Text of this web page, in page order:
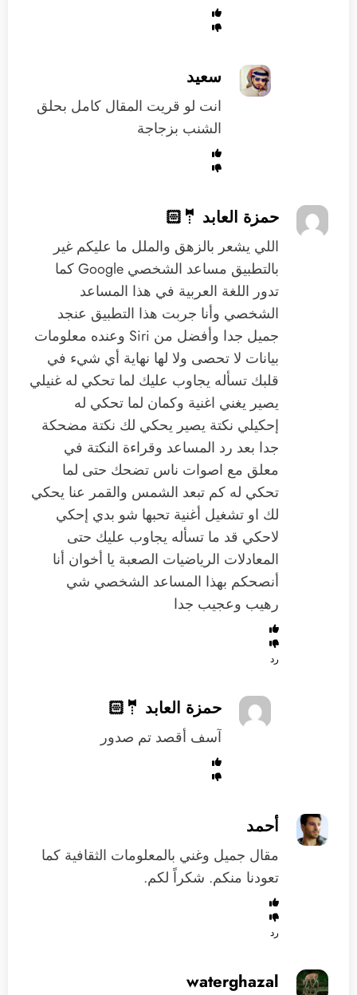
سعيد
انت لو قريت المقال كامل بحلق
الشنب بزجاجة
حمزة العابد 🤵🏻
‏اللي يشعر بالزهق والملل ‏ما عليكم غير
بالتطبيق مساعد الشخصي ‫Google ‏كما
تدور اللغة العربية في هذا المساعد
الشخصي وأنا جربت هذا التطبيق عنجد
جميل جدا وأفضل من Siri وعنده معلومات
بيانات لا تحصى ولا لها نهاية ‏أي شيء في
قلبك تسأله يجاوب عليك ‏لما تحكي له غنيلي
‫يصير‬ يغني اغنية وكمان لما تحكي له
إحكيلي نكتة يصير يحكي لك نكتة مضحكة
جدا بعد رد المساعد وقراءة النكتة في
معلق مع اصوات ناس تضحك ‏حتى لما
تحكي له كم تبعد الشمس والقمر عنا يحكي
لك او تشغيل أغنية تحبها ‏شو بدي إحكي
لاحكي قد ما تسأله يجاوب عليك ‏حتى
المعادلات الرياضيات الصعبة ‏يا أخوان أنا
أنصحكم بهذا المساعد الشخصي شي
‏رهيب وعجيب جدا‬
رد
حمزة العابد 🤵🏻
آسف أقصد تم صدور
أحمد
مقال جميل وغني بالمعلومات الثقافية كما
تعودنا منكم. شكراً لكم.
رد
waterghazal